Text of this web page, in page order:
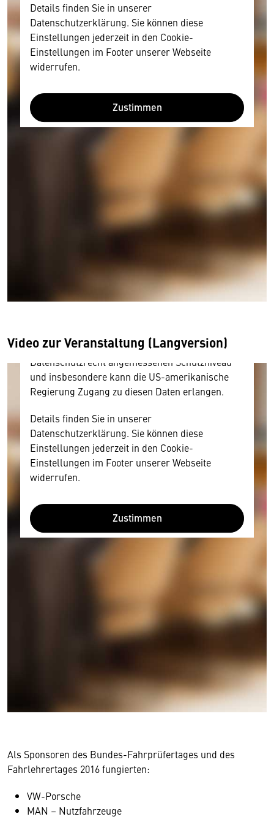
Details finden Sie in unserer
Datenschutzerklärung. Sie können diese
Einstellungen jederzeit in den Cookie-
Einstellungen im Footer unserer Webseite
widerrufen.
Zustimmen
Video zur Veranstaltung (Langversion)
Wir benötigen Ihre Zustimmung
Hier würden wir Ihnen gerne einen externen
Inhalt anzeigen. Dafür benötigen wir allerdings
Ihre Zustimmung, da Ihr Browser
personenbezogene technische Daten zu Geräten
Diese Daten unterliegen keinem dem EU-
Datenschutzrecht angemessenen Schutzniveau
und insbesondere kann die US-amerikanische
Regierung Zugang zu diesen Daten erlangen.
Details finden Sie in unserer
Datenschutzerklärung. Sie können diese
Einstellungen jederzeit in den Cookie-
Einstellungen im Footer unserer Webseite
widerrufen.
Zustimmen
Als Sponsoren des Bundes-Fahrprüfertages und des
Fahrlehrertages 2016 fungierten:
VW-Porsche
MAN – Nutzfahrzeuge